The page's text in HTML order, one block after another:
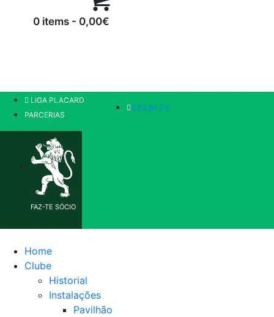
0 items - 0,00€
LIGA PLACARD
PARCERIAS
LPS NFT's
FAZ-TE SÓCIO
Home
Clube
Historial
Instalações
Pavilhão